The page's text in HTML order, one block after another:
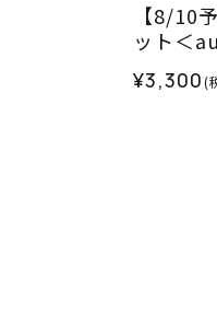
【8/10
ット＜
¥3,300(